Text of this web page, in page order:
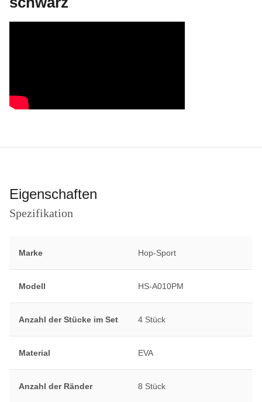
Eigenschaften
Spezifikation
Marke Hop-Sport
Modell HS-A010PM
Anzahl der Stücke im Set 4 Stück
Material EVA
Anzahl der Ränder 8 Stück